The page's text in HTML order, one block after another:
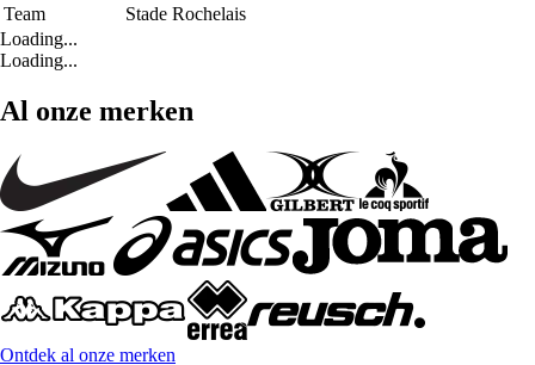
Team
Stade Rochelais
Loading...
Loading...
Al onze merken
Ontdek al onze merken